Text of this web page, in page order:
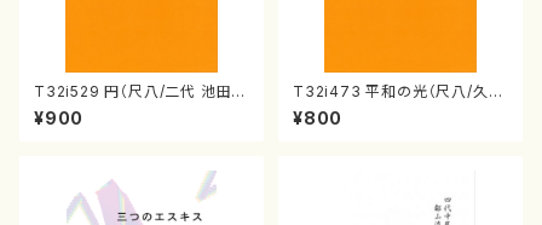
T32i529 円（尺八/二代 池田静
山/楽譜）都山流公刊楽譜曲番:2
238
¥900
T32i473 平和の光（尺八/久本
玄智/楽譜）都山流公刊楽譜曲
番:2181
¥800